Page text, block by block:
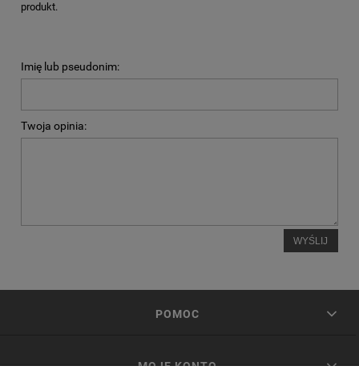
produkt.
Imię lub pseudonim:
Twoja opinia:
WYŚLIJ
POMOC
MOJE KONTO